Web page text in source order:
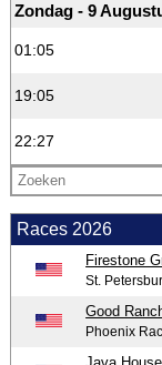
Zondag - 9
01:05
19:05
22:27
Races 2026
Firestone
St.
Good
Phoenix